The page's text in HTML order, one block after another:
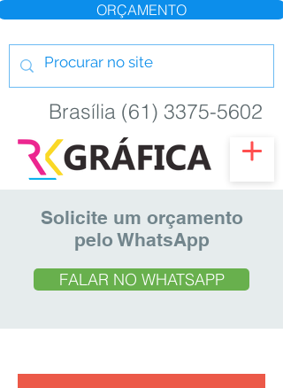
ORÇAMENTO
Brasília (61) 3375-5602
Solicite um orçamento
pelo WhatsApp
FALAR NO WHATSAPP